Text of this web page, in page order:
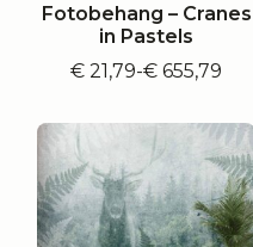
Fotobehang – Cranes
in Pastels
€ 21,79-€ 655,79
Prijsklasse:
tot
€ 655,79